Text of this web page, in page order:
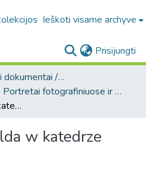
Ieškoti visame archyve
Prisijungti
4.3. Vaizdiniai dokumentai / Visual documents
Portretai fotografiniuose ir meniniuose atvirukuose [1905-1996] / Portraits on photo and art postcards [1905-1996]
Portret Ks. Witolda w katedrze wileńskiej
w katedrze